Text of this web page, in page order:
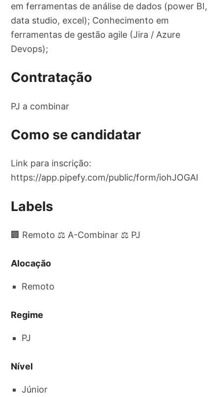
em ferramentas de análise de dados (power BI,
data studio, excel); Conhecimento em
ferramentas de gestão agile (Jira / Azure
Devops);
Contratação
PJ a combinar
Como se candidatar
Link para inscrição:
https://app.pipefy.com/public/form/iohJOGAI
Labels
🏢 Remoto ⚖️ A-Combinar ⚖️ PJ
Alocação
Remoto
Regime
PJ
Nível
Júnior